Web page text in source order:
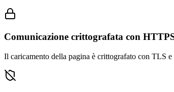
Comunicazione crittografata con
Il caricamento della pagina è crittografato con TLS